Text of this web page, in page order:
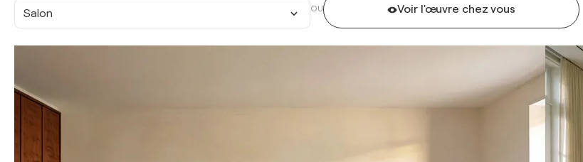
Salon OU Voir l'œuvre chez vous